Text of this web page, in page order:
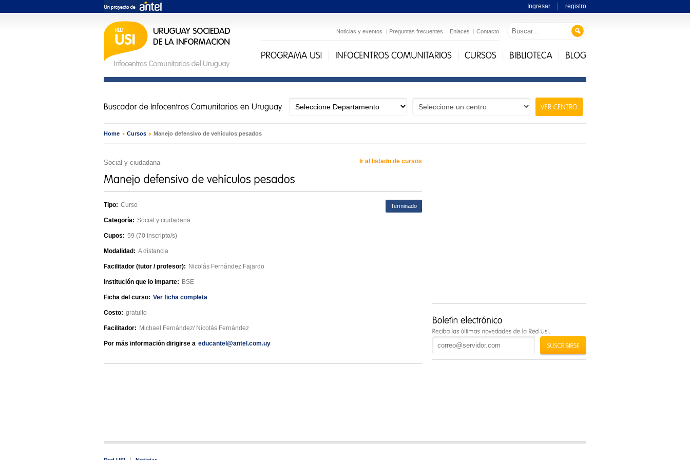
Ingresar registro
Noticias y eventos Preguntas frecuentes Enlaces Contacto
Home › Cursos › Manejo defensivo de vehículos pesados
Social y ciudadana Ir al listado de cursos
Terminado
Tipo: Curso
Categoría: Social y ciudadana
Cupos: 59 (70 inscripto/s)
Modalidad: A distancia
Facilitador (tutor / profesor): Nicolás Fernández Fajardo
Institución que lo imparte: BSE
Ficha del curso: Ver ficha completa
Costo: gratuito
Facilitador: Michael Fernández/ Nicolás Fernández
Por más información dirigirse a educantel@antel.com.uy